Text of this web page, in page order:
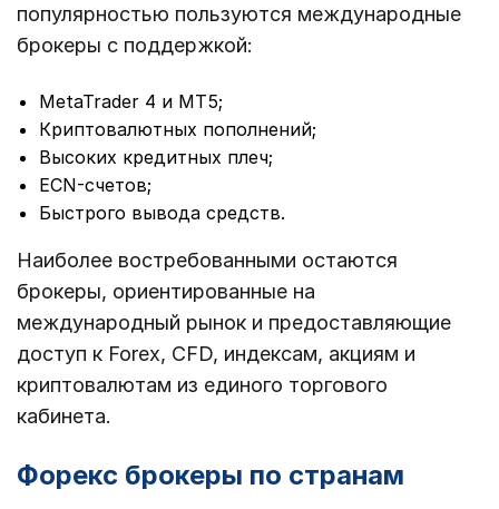
популярностью пользуются международные
брокеры с поддержкой:
MetaTrader 4 и MT5;
Криптовалютных пополнений;
Высоких кредитных плеч;
ECN-счетов;
Быстрого вывода средств.
Наиболее востребованными остаются
брокеры, ориентированные на
международный рынок и предоставляющие
доступ к Forex, CFD, индексам, акциям и
криптовалютам из единого торгового
кабинета.
Форекс брокеры по странам